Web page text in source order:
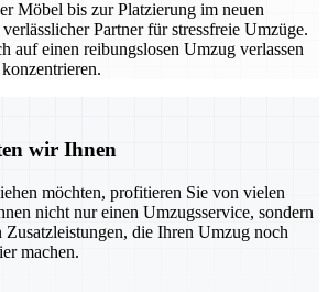
Möbel bis zur Platzierung im neuen
Partner für stressfreie Umzüge.
auf einen reibungslosen Umzug verlassen
wir Ihnen
möchten, profitieren Sie von vielen
nicht nur einen Umzugsservice, sondern
die Ihren Umzug noch
machen.